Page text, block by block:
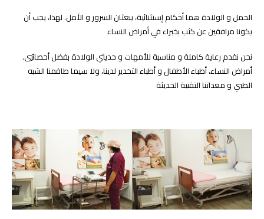
الحمل و الولادة هما أحكام إستثنائية، يبعثان السرور و الأمل. لهذا، يجب أن
يكونا مرافقين عن كثب بخبراء في أمراض النساء
.نحن نقدم رعاية كاملة و مناسبة للأمهات و حديثي الولادة بفضل أخصائيي
أمراض النساء، أطباء الأطفال و أطباء التخدير لدينا، ولا سيما طاقمنا الشبه
الطبي و معداتنا التقنية الحديثة